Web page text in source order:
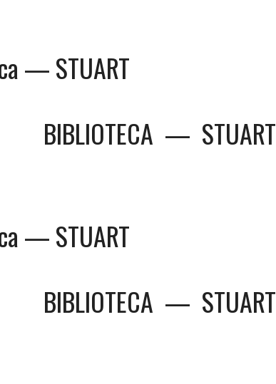
— STUART
BIBLIOTECA — STUART
— STUART
BIBLIOTECA — STUART